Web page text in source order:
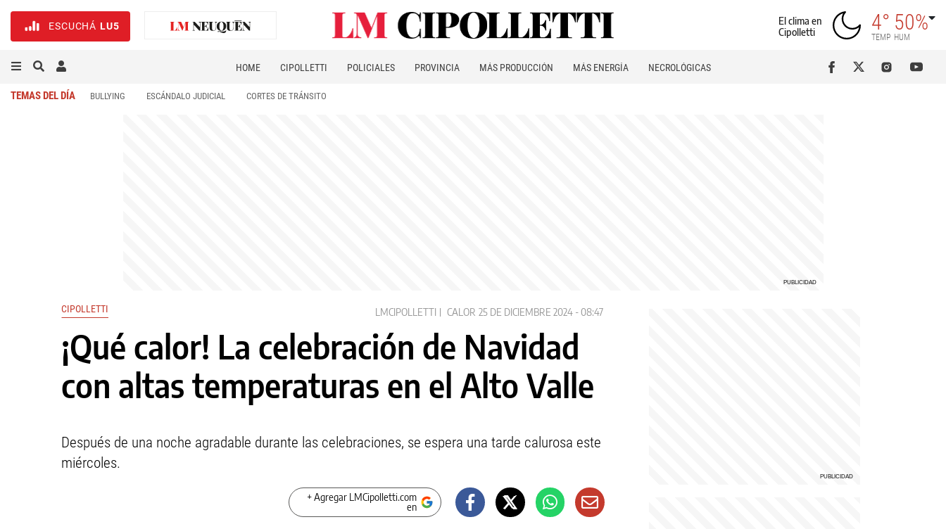
ESCUCHÁ LU5
El clima en
Cipolletti
4°
TEMP
50%
HUM
HOME CIPOLLETTI POLICIALES PROVINCIA MÁS PRODUCCIÓN MÁS ENERGÍA NECROLÓGICAS
TEMAS DEL DÍA BULLYING ESCÁNDALO JUDICIAL CORTES DE TRÁNSITO
CIPOLLETTI LMCIPOLLETTI CALOR 25 DE DICIEMBRE 2024 - 08:47
¡Qué calor! La celebración de Navidad
con altas temperaturas en el Alto Valle
Después de una noche agradable durante las celebraciones, se espera una tarde calurosa este
miércoles.
+ Agregar LMCipolletti.com
en